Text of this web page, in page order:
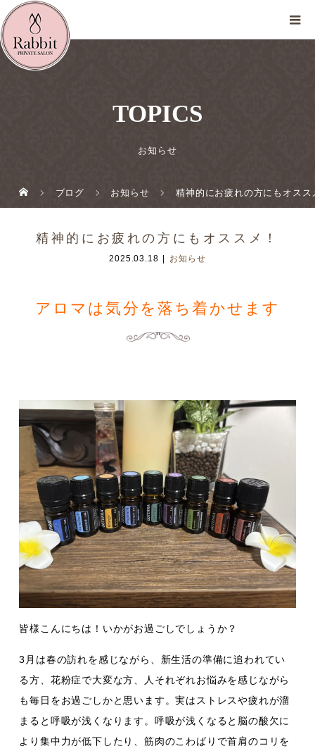
TOPICS
お知らせ
ブログ お知らせ 精神的にお疲れの方にもオスス
精神的にお疲れの方にもオススメ！
2025.03.18 お知らせ
アロマは気分を落ち着かせます
皆様こんにちは！いかがお過ごしでしょうか？
3月は春の訪れを感じながら、新生活の準備に追われてい
る方、花粉症で大変な方、人それぞれお悩みを感じながら
も毎日をお過ごしかと思います。実はストレスや疲れが溜
まると呼吸が浅くなります。呼吸が浅くなると脳の酸欠に
より集中力が低下したり、筋肉のこわばりで首肩のコリを